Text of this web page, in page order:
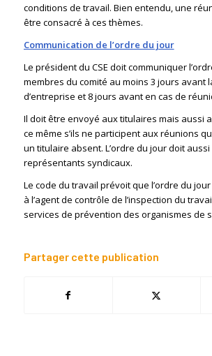
conditions de travail. Bien entendu, une
être consacré à ces thèmes.
Communication de l’ordre du jour
Le président du CSE doit communiquer
membres du comité au moins 3 jours avant
d’entreprise et 8 jours avant en cas de
Il doit être envoyé aux titulaires mais aussi
ce même s’ils ne participent aux réunions
un titulaire absent. L’ordre du jour doit
représentants syndicaux.
Le code du travail prévoit que l’ordre du
à l’agent de contrôle de l’inspection du
services de prévention des organismes de
Partager cette publication